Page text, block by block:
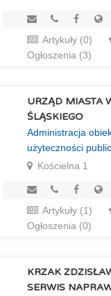
Artykuły (0)
Ogłoszenia (3)
URZĄD MIASTA
ŚLĄSKIEGO
Administracja
użyteczności
Kościelna 1
Artykuły (1)
Ogłoszenia (0)
KRZAK
SERWIS